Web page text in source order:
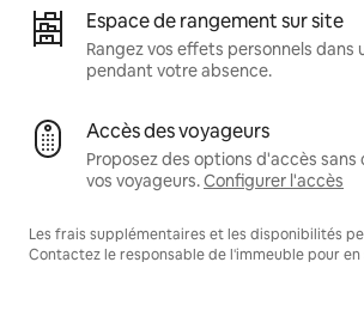
Espace de rangement sur site
Rangez vos effets personnels dans
pendant votre absence.
Accès des voyageurs
Proposez des options d'accès sans
vos voyageurs.Configurer l'accès
Les frais supplémentaires et les disponibilités
Contactez le responsable de l'immeuble pour en